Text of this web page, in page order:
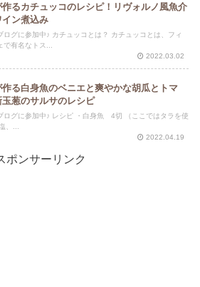
作るカチュッコのレシピ！リヴォルノ風魚介
イン煮込み
ログに参加中♪ カチュッコとは？ カチュッコとは、フィ
で有名なトス...
2022.03.02
作る白身魚のベニエと爽やかな胡瓜とトマ
玉葱のサルサのレシピ
ログに参加中♪ レシピ ・白身魚 4切 （ここではタラを使
、...
2022.04.19
ポンサーリンク